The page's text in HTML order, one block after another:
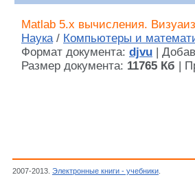
Matlab 5.х вычисления.
Наука/ Компьютеры и
Формат документа: djvu |
Размер документа: 11765 Кб |
2007-2013. Электронные книги - учебники